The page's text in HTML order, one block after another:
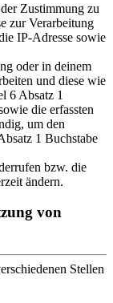
Zustimmung zu
zur Verarbeitung
IP-Adresse sowie
oder in deinem
und diese wie
6 Absatz 1
die erfassten
um den
1 Buchstabe
bzw. die
ändern.
von
Stellen